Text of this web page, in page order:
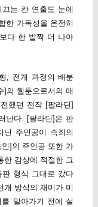
는 칸 연출도 눈에
한 가독성을 온전히
다 한 발짝 더 나아
, 전개 과정의 배분
]의 웹툰으로서의 매
했던 전작 [팔라딘]
난다. [팔라딘]은 판
닌 주인공이 속죄의
]의 주인공 또한 가
한 감상에 적절한 그
형식 그대로 갔다
개 방식의 재미가 미
알아가기 전에 설